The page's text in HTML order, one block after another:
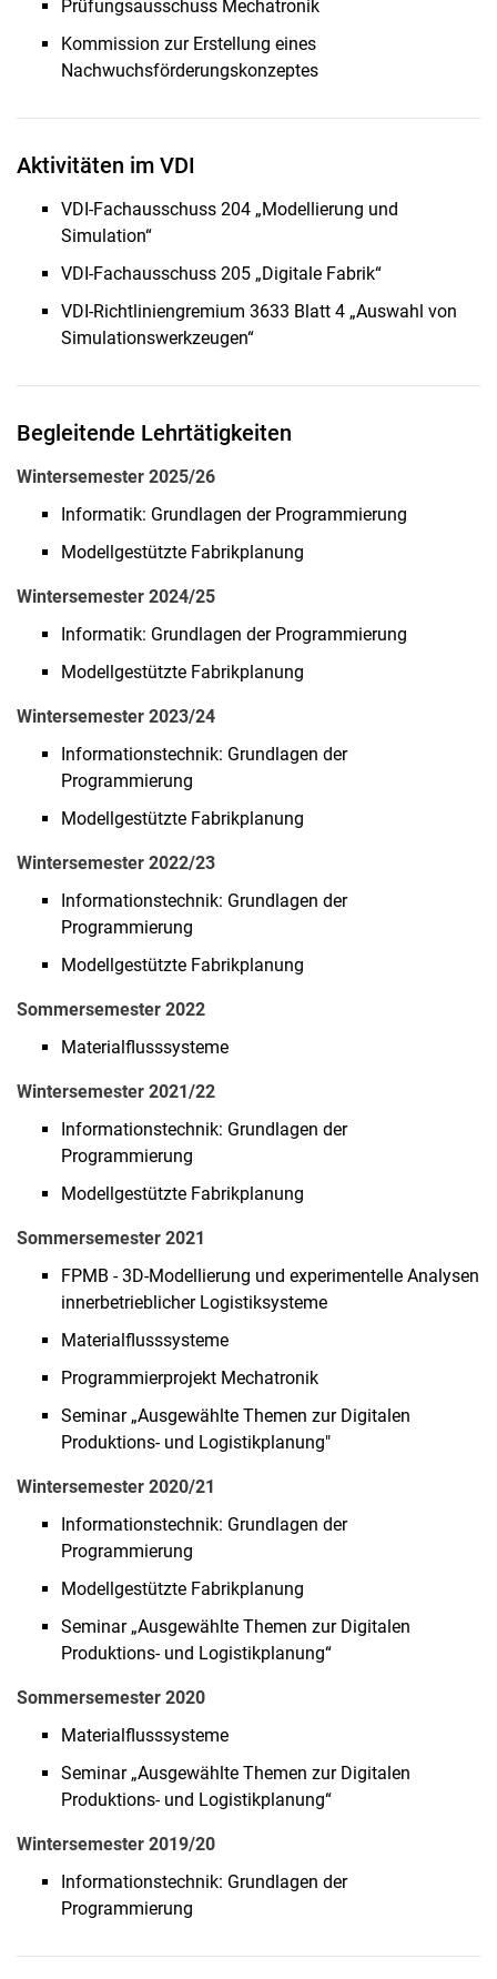
Prüfungsausschuss Mechatronik
Kommission zur Erstellung eines
Nachwuchsförderungskonzeptes
Aktivitäten im VDI
VDI-Fachausschuss 204 „Modellierung und
Simulation“
VDI-Fachausschuss 205 „Digitale Fabrik“
VDI-Richtliniengremium 3633 Blatt 4 „Auswahl von
Simulationswerkzeugen“
Begleitende Lehrtätigkeiten
Wintersemester 2025/26
Informatik: Grundlagen der Programmierung
Modellgestützte Fabrikplanung
Wintersemester 2024/25
Informatik: Grundlagen der Programmierung
Modellgestützte Fabrikplanung
Wintersemester 2023/24
Informationstechnik: Grundlagen der
Programmierung
Modellgestützte Fabrikplanung
Wintersemester 2022/23
Informationstechnik: Grundlagen der
Programmierung
Modellgestützte Fabrikplanung
Sommersemester 2022
Materialflusssysteme
Wintersemester 2021/22
Informationstechnik: Grundlagen der
Programmierung
Modellgestützte Fabrikplanung
Sommersemester 2021
FPMB - 3D-Modellierung und experimentelle Analysen
innerbetrieblicher Logistiksysteme
Materialflusssysteme
Programmierprojekt Mechatronik
Seminar „Ausgewählte Themen zur Digitalen
Produktions- und Logistikplanung"
Wintersemester 2020/21
Informationstechnik: Grundlagen der
Programmierung
Modellgestützte Fabrikplanung
Seminar „Ausgewählte Themen zur Digitalen
Produktions- und Logistikplanung“
Sommersemester 2020
Materialflusssysteme
Seminar „Ausgewählte Themen zur Digitalen
Produktions- und Logistikplanung“
Wintersemester 2019/20
Informationstechnik: Grundlagen der
Programmierung